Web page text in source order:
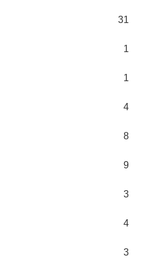
31
1
1
4
8
9
3
4
3